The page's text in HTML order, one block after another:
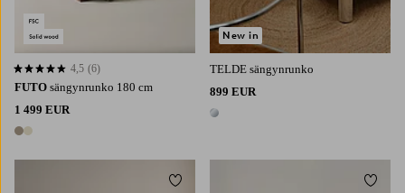
FUTO sängynrunko 180 cm
1 499 EUR
2 värejä
4,5 perustuen 6 arvosanaan
4,5 (6)
TELDE sängynrunko
899 EUR
1 väri
New in
Lisää suosikkeihin Lisää